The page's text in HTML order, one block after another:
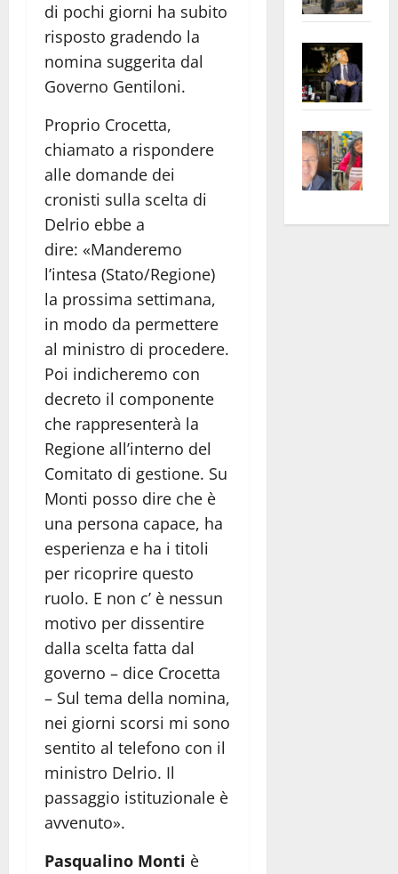
di pochi giorni ha subito
risposto gradendo la
nomina suggerita dal
Governo Gentiloni.
Proprio Crocetta,
chiamato a rispondere
alle domande dei
cronisti sulla scelta di
Delrio ebbe a
dire: «Manderemo
l’intesa (Stato/Regione)
la prossima settimana,
in modo da permettere
al ministro di procedere.
Poi indicheremo con
decreto il componente
che rappresenterà la
Regione all’interno del
Comitato di gestione. Su
Monti posso dire che è
una persona capace, ha
esperienza e ha i titoli
per ricoprire questo
ruolo. E non c’ è nessun
motivo per dissentire
dalla scelta fatta dal
governo – dice Crocetta
– Sul tema della nomina,
nei giorni scorsi mi sono
sentito al telefono con il
ministro Delrio. Il
passaggio istituzionale è
avvenuto».
Pasqualino Monti è
euro
apre